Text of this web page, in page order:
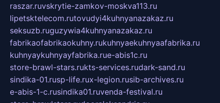
raszar.ruvskrytie-zamkov-moskva113.ru
lipetsktelecom.rutovudyi4kuhnyanazakaz.ru
seksuzb.ruguzywia4kuhnyanazakaz.ru
fabrikaofabrikaokuhny.rukuhnyaekuhnyaafabrika.ru
kuhnyaykuhnyayfabrika.rue-abis1c.ru
store-brawl-stars.rukts-services.rudark-sand.ru
sindika-01.rusp-life.rux-legion.rusib-archives.ru
e-abis-1-c.rusindika01.ruvenda-festival.ru